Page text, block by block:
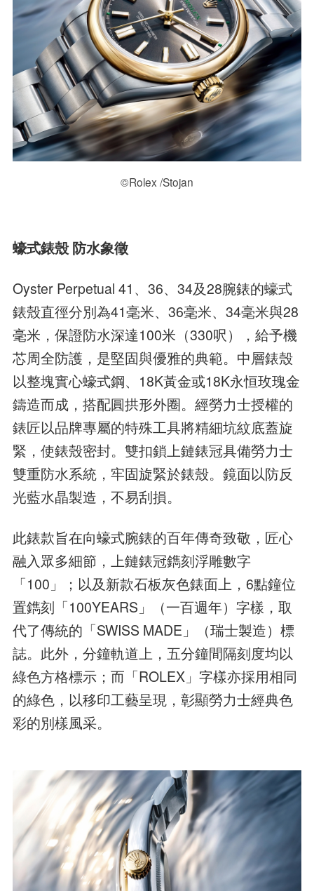
©Rolex /Stojan
蠔式錶殼 防水象徵
Oyster Perpetual 41、36、34及28腕錶的蠔式
錶殼直徑分別為41毫米、36毫米、34毫米與28
毫米，保證防水深達100米（330呎），給予機
芯周全防護，是堅固與優雅的典範。中層錶殼
以整塊實心蠔式鋼、18K黃金或18K永恒玫瑰金
鑄造而成，搭配圓拱形外圈。經勞力士授權的
錶匠以品牌專屬的特殊工具將精細坑紋底蓋旋
緊，使錶殼密封。雙扣鎖上鏈錶冠具備勞力士
雙重防水系統，牢固旋緊於錶殼。鏡面以防反
光藍水晶製造，不易刮損。
此錶款旨在向蠔式腕錶的百年傳奇致敬，匠心
融入眾多細節，上鏈錶冠鐫刻浮雕數字
「100」；以及新款石板灰色錶面上，6點鐘位
置鐫刻「100YEARS」（一百週年）字樣，取
代了傳統的「SWISS MADE」（瑞士製造）標
誌。此外，分鐘軌道上，五分鐘間隔刻度均以
綠色方格標示；而「ROLEX」字樣亦採用相同
的綠色，以移印工藝呈現，彰顯勞力士經典色
彩的別樣風采。